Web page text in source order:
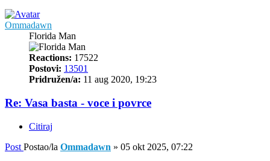
Ommadawn
Florida Man
Reactions: 17522
Postovi: 13501
Pridružen/a: 11 aug 2020, 19:23
Re: Vasa basta - voce i povrce
Citiraj
Post Postao/la Ommadawn » 05 okt 2025, 07:22